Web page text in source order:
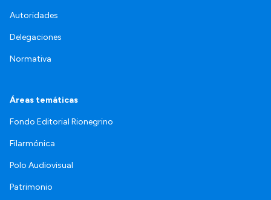
Autoridades
Delegaciones
Normativa
Áreas temáticas
Fondo Editorial Rionegrino
Filarmónica
Polo Audiovisual
Patrimonio